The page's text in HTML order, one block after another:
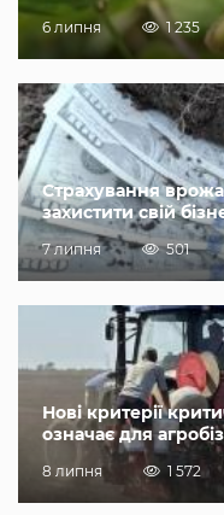
6 липня 1 235
Страхування
захистити свій
7 липня 501
Нові критерії
означає для
8 липня 1 572